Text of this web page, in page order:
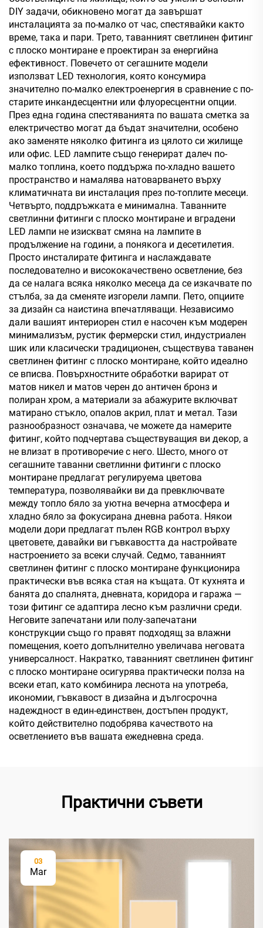
DIY задачи, обикновено могат да завършат
инсталацията за по-малко от час, спестявайки както
време, така и пари. Трето, таванният светлинен фитинг
с плоско монтиране е проектиран за енергийна
ефективност. Повечето от сегашните модели
използват LED технология, която консумира
значително по-малко електроенергия в сравнение с по-
старите инкандесцентни или флуоресцентни опции.
През една година спестяванията по вашата сметка за
електричество могат да бъдат значителни, особено
ако заменяте няколко фитинга из цялото си жилище
или офис. LED лампите също генерират далеч по-
малко топлина, което поддържа по-хладно вашето
пространство и намалява натоварването върху
климатичната ви инсталация през по-топлите месеци.
Четвърто, поддръжката е минимална. Таванните
светлинни фитинги с плоско монтиране и вградени
LED лампи не изискват смяна на лампите в
продължение на години, а понякога и десетилетия.
Просто инсталирате фитинга и наслаждавате
последователно и висококачествено осветление, без
да се налага всяка няколко месеца да се изкачвате по
стълба, за да сменяте изгорели лампи. Пето, опциите
за дизайн са наистина впечатляващи. Независимо
дали вашият интериорен стил е насочен към модерен
минимализъм, рустик фермерски стил, индустриален
шик или класически традиционен, съществува таванен
светлинен фитинг с плоско монтиране, който идеално
се вписва. Повърхностните обработки варират от
матов никел и матов черен до античен бронз и
полиран хром, а материали за абажурите включват
матирано стъкло, опалов акрил, плат и метал. Тази
разнообразност означава, че можете да намерите
фитинг, който подчертава съществуващия ви декор, а
не влизат в противоречие с него. Шесто, много от
сегашните таванни светлинни фитинги с плоско
монтиране предлагат регулируема цветова
температура, позволявайки ви да превключвате
между топло бяло за уютна вечерна атмосфера и
хладно бяло за фокусирана дневна работа. Някои
модели дори предлагат пълен RGB контрол върху
цветовете, давайки ви гъвкавостта да настройвате
настроението за всеки случай. Седмо, таванният
светлинен фитинг с плоско монтиране функционира
практически във всяка стая на къщата. От кухнята и
банята до спалнята, дневната, коридора и гаража —
този фитинг се адаптира лесно към различни среди.
Неговите запечатани или полу-запечатани
конструкции също го правят подходящ за влажни
помещения, което допълнително увеличава неговата
универсалност. Накратко, таванният светлинен фитинг
с плоско монтиране осигурява практически полза на
всеки етап, като комбинира леснота на употреба,
икономии, гъвкавост в дизайна и дългосрочна
надеждност в един-единствен, достъпен продукт,
който действително подобрява качеството на
осветлението във вашата ежедневна среда.
Практични съвети
03
Mar